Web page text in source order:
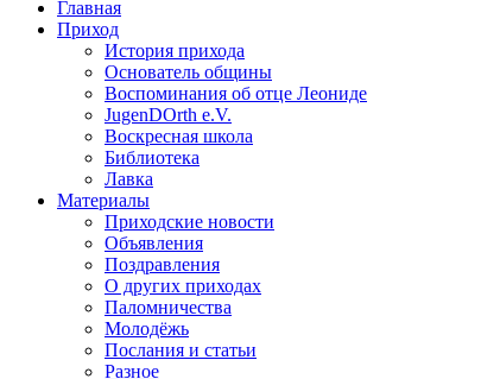
Главная
Приход
История прихода
Основатель общины
Воспоминания об отце Леониде
JugenDOrth e.V.
Воскресная школа
Библиотека
Лавка
Материалы
Приходские новости
Объявления
Поздравления
О других приходах
Паломничества
Молодёжь
Послания и статьи
Разное